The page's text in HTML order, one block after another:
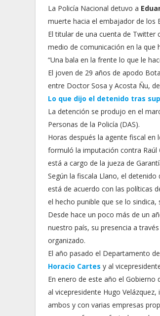
La Policía Nacional detuvo a
muerte hacia el embajador de los
El titular de una cuenta de Twitter
medio de comunicación en la que
“Una bala en la frente lo que le
El joven de 29 años de apodo
entre Doctor Sosa y Acosta Ñu,
Lo que dijo el detenido tras
La detención se produjo en el
Personas de la Policía (DAS).
Horas después la agente fiscal en
formuló la imputación contra Raúl
está a cargo de la jueza de
Según la fiscala Llano, el
está de acuerdo con las políticas
el hecho punible que se lo
Desde hace un poco más de un
nuestro país, su presencia a
organizado.
El año pasado el Departamento
Horacio Cartes y al
En enero de este año el
al vicepresidente Hugo
ambos y con varias empresas